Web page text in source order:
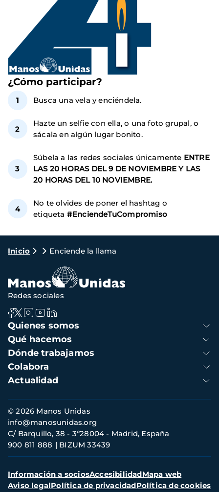
¿Cómo participar?
Busca una vela y enciéndela.
Hazte un selfie con ella, o una foto grupal, o
sácala en algún lugar bonito.
Súbela a las redes sociales únicamente ENTRE
LAS 20 HORAS DEL 9 DE NOVIEMBRE Y LAS
20 HORAS DEL 10 NOVIEMBRE.
No te olvides de poner el hashtag o
etiqueta #EnciendeTuCompromiso
Ruta
navegación
Inicio Enciende la llama
Navegación
principal
Quienes somos
Qué hacemos
Dónde trabajamos
Colabora
Actualidad
Redes sociales
Información
de
contacto
© 2026 Manos Unidas
C/ Barquillo, 38 - 3º28004 - Madrid, España
900 811 888
BIZUM 33439
info@manosunidas.org
Menú
secundario
Información a sociosAccesibilidadMapa web
Aviso legalPolítica de privacidadPolítica de cookies